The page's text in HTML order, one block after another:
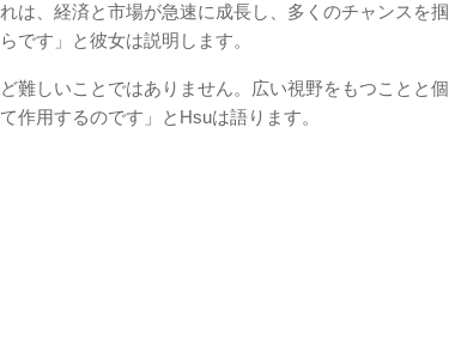
は、経済と市場が急速に成長し、多くのチャンスを掴
です」と彼女は説明します。
難しいことではありません。広い視野をもつことと個
作用するのです」とHsuは語ります。